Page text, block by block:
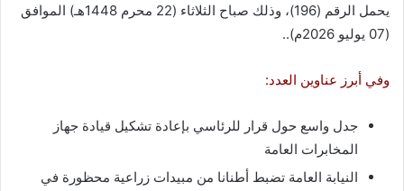
ا
يحمل الرقم (196)، وذلك صباح الثلاثاء (22 محرم 1448هـ) الموافق
(07 يوليو 2026م)..
وفي أبرز عناوين العدد:
جدل واسع حول قرار للرئاسي بإعادة تشكيل قيادة جهاز
المخابرات العامة
النيابة العامة تضبط أطنانا من مبيدات زراعية محظورة في